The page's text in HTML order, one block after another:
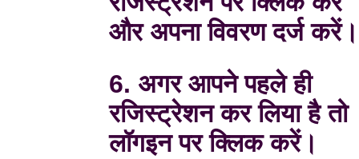
और अपना विवरण दर्ज करें।
6. अगर आपने पहले ही
रजिस्ट्रेशन कर लिया है तो
लॉगइन पर क्लिक करें।